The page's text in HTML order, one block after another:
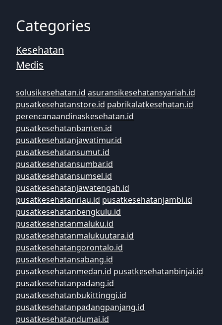
Categories
Kesehatan
Medis
solusikesehatan.id asuransikesehatansyariah.id
pusatkesehatanstore.id pabrikalatkesehatan.id
perencanaandinaskesehatan.id
pusatkesehatanbanten.id
pusatkesehatanjawatimur.id
pusatkesehatansumut.id
pusatkesehatansumbar.id
pusatkesehatansumsel.id
pusatkesehatanjawatengah.id
pusatkesehatanriau.id pusatkesehatanjambi.id
pusatkesehatanbengkulu.id
pusatkesehatanmaluku.id
pusatkesehatanmalukuutara.id
pusatkesehatangorontalo.id
pusatkesehatansabang.id
pusatkesehatanmedan.id pusatkesehatanbinjai.id
pusatkesehatanpadang.id
pusatkesehatanbukittinggi.id
pusatkesehatanpadangpanjang.id
pusatkesehatandumai.id